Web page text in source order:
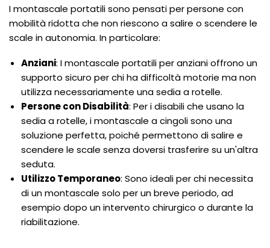
I montascale portatili sono pensati per persone con
mobilità ridotta che non riescono a salire o scendere le
scale in autonomia. In particolare:
Anziani: I montascale portatili per anziani offrono un
supporto sicuro per chi ha difficoltà motorie ma non
utilizza necessariamente una sedia a rotelle.
Persone con Disabilità: Per i disabili che usano la
sedia a rotelle, i montascale a cingoli sono una
soluzione perfetta, poiché permettono di salire e
scendere le scale senza doversi trasferire su un'altra
seduta.
Utilizzo Temporaneo: Sono ideali per chi necessita
di un montascale solo per un breve periodo, ad
esempio dopo un intervento chirurgico o durante la
riabilitazione.